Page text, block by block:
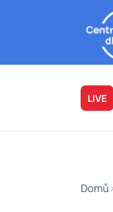
LIVE
Domů